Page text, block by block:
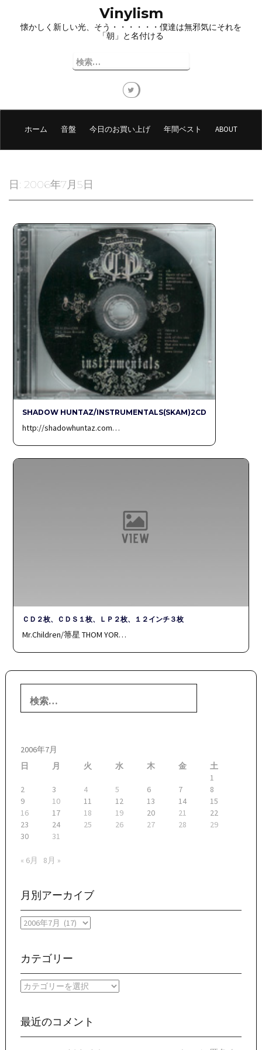
プ
Vinylism
懐かしく新しい光、そう・・・・・・僕達は無邪気にそれを
「朝」と名付ける
検
索:
ホーム 音盤 今日のお買い上げ 年間ベスト ABOUT
日: 2006年7月5日
SHADOW HUNTAZ/INSTRUMENTALS(SKAM)2CD
http://shadowhuntaz.com…
ＣＤ２枚、ＣＤＳ１枚、ＬＰ２枚、１２インチ３枚
Mr.Children/箒星 THOM YOR…
索:
2006年7月
日
月 火 水 木 金
土
1
2
3 4 5 6 7
8
9
10 11 12 13 14
15
16
17 18 19 20 21
22
23
24 25 26 27 28
29
30
31
« 6月 8月 »
月別アーカイブ
月
ー
イ
ブ
カテゴリー
カ
リ
最近のコメント